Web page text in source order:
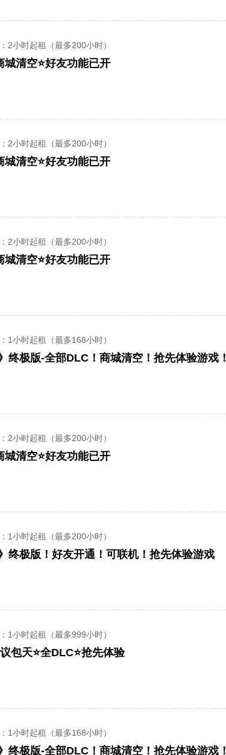
：2小时起租（最多200小时）
城清空⭐好友功能已开
：2小时起租（最多200小时）
城清空⭐好友功能已开
：2小时起租（最多200小时）
城清空⭐好友功能已开
：1小时起租（最多168小时）
终极版-全部DLC！商城清空！抢先体验游戏！
：2小时起租（最多200小时）
城清空⭐好友功能已开
：1小时起租（最多200小时）
终极版！好友开通！可联机！抢先体验游戏
：1小时起租（最多999小时）
包天⭐全DLC⭐抢先体验
：1小时起租（最多168小时）
终极版-全部DLC！商城清空！抢先体验游戏！